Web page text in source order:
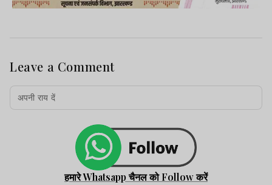
Leave a Comment
हमारे Whatsapp चैनल को Follow करें